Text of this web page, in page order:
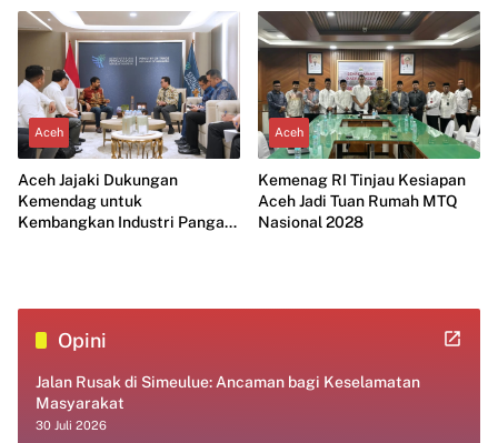
Aceh
Aceh Jajaki Dukungan
Kemendag untuk
Kembangkan Industri Pangan
Aceh
Kemenag RI Tinjau Kesiapan
Aceh Jadi Tuan Rumah MTQ
Nasional 2028
Opini
Jalan Rusak di Simeulue: Ancaman bagi Keselamatan
Masyarakat
30 Juli 2026